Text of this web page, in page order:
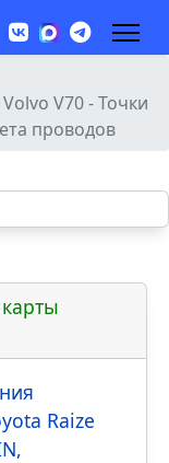
V70 - Точки
проводов
Raize